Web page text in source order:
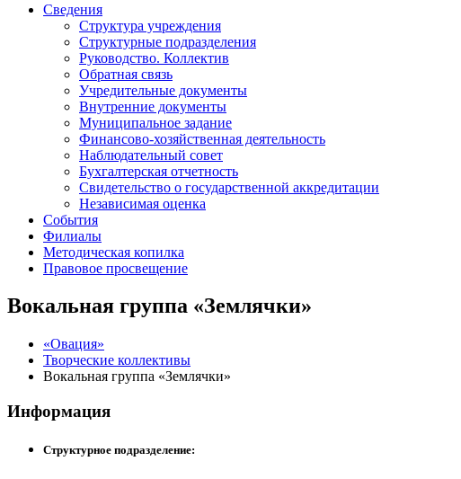
Сведения
Структура учреждения
Структурные подразделения
Руководство. Коллектив
Обратная связь
Учредительные документы
Внутренние документы
Муниципальное задание
Финансово-хозяйственная деятельность
Наблюдательный совет
Бухгалтерская отчетность
Свидетельство о государственной аккредитации
Независимая оценка
События
Филиалы
Методическая копилка
Правовое просвещение
Вокальная группа «Землячки»
«Овация»
Творческие коллективы
Вокальная группа «Землячки»
Информация
Структурное подразделение: